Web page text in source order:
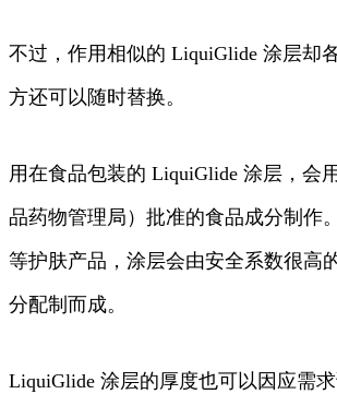
不过，作用相似的 LiquiGlide 涂层却
方还可以随时替换。
用在食品包装的 LiquiGlide 涂层，会
品药物管理局）批准的食品成分制作
等护肤产品，涂层会由安全系数很高
分配制而成。
LiquiGlide 涂层的厚度也可以因应需